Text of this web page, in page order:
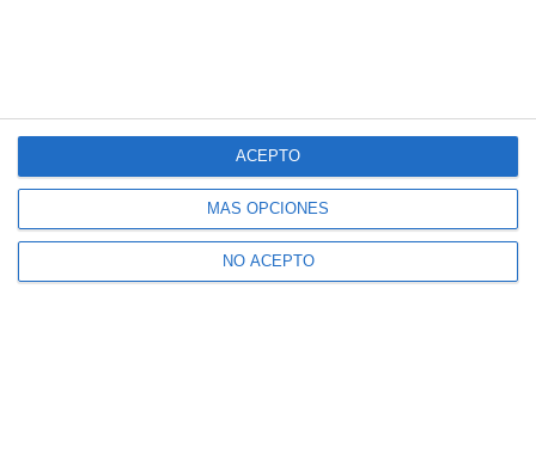
MÁS OPCIONES
NO ACEPTO
ACEPTO